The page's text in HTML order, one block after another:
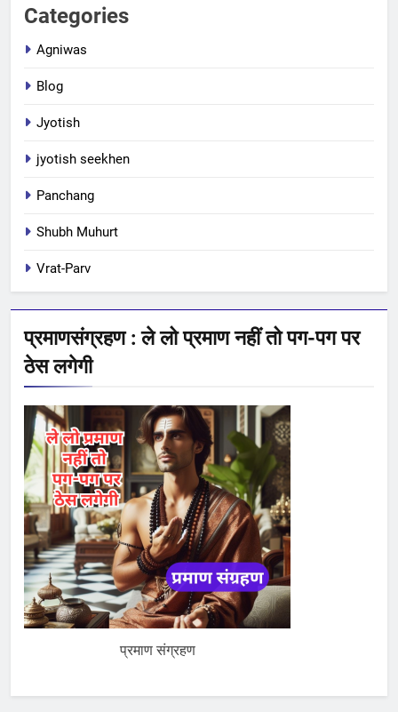
Categories
Agniwas
Blog
Jyotish
jyotish seekhen
Panchang
Shubh Muhurt
Vrat-Parv
प्रमाणसंग्रहण : ले लो प्रमाण नहीं तो पग-पग पर
ठेस लगेगी
प्रमाण संग्रहण